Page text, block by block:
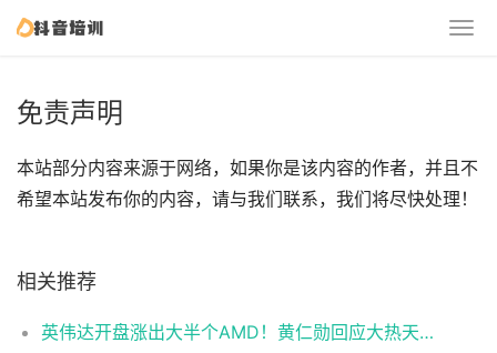
免责声明
本站部分内容来源于网络，如果你是该内容的作者，并且不
希望本站发布你的内容，请与我们联系，我们将尽快处理！
相关推荐
英伟达开盘涨出大半个AMD！黄仁勋回应大热天穿皮夹克